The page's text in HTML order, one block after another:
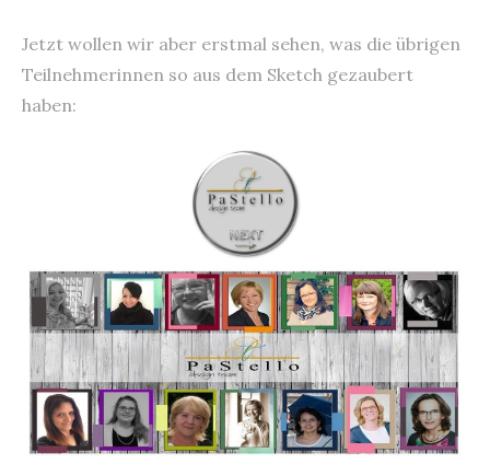
Jetzt wollen wir aber erstmal sehen, was die übrigen
Teilnehmerinnen so aus dem Sketch gezaubert
haben: